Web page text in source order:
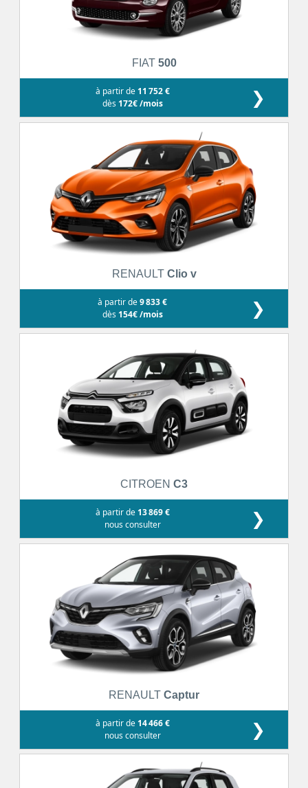
FIAT 500
à partir de 11 752 €
dès 172€ /mois ❯
RENAULT Clio v
à partir de9 833 €
dès 154€ /mois ❯
CITROEN C3
à partir de 13 869 €
nous consulter
❯
RENAULT Captur
à partir de 14 466 €
nous consulter
❯